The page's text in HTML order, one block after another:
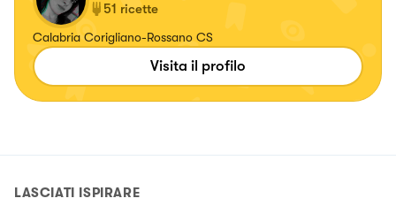
51 ricette
Calabria Corigliano-Rossano CS
Visita il profilo
LASCIATI ISPIRARE